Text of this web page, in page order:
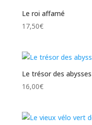
Le roi affamé
17,50€
Le trésor des abysses
16,00€